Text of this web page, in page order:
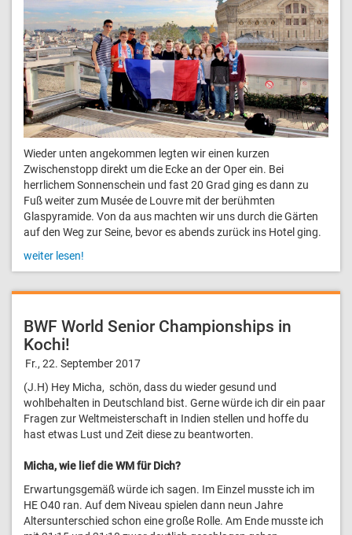
Wieder unten angekommen legten wir einen kurzen
Zwischenstopp direkt um die Ecke an der Oper ein. Bei
herrlichem Sonnenschein und fast 20 Grad ging es dann zu
Fuß weiter zum Musée de Louvre mit der berühmten
Glaspyramide. Von da aus machten wir uns durch die Gärten
auf den Weg zur Seine, bevor es abends zurück ins Hotel ging.
weiter lesen!
BWF World Senior Championships in
Kochi!
Fr., 22. September 2017
(J.H) Hey Micha, schön, dass du wieder gesund und
wohlbehalten in Deutschland bist. Gerne würde ich dir ein paar
Fragen zur Weltmeisterschaft in Indien stellen und hoffe du
hast etwas Lust und Zeit diese zu beantworten.
Micha, wie lief die WM für Dich?
Erwartungsgemäß würde ich sagen. Im Einzel musste ich im
HE O40 ran. Auf dem Niveau spielen dann neun Jahre
Altersunterschied schon eine große Rolle. Am Ende musste ich